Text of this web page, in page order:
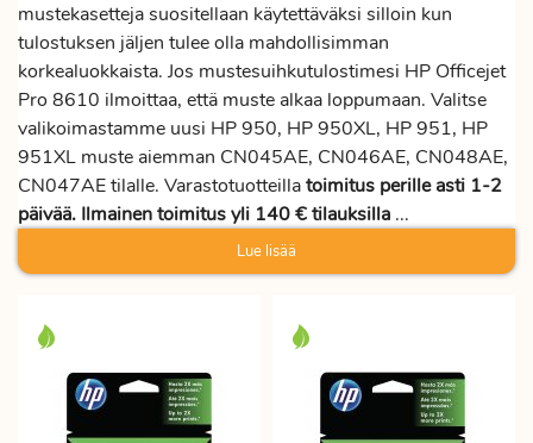
mustekasetteja suositellaan käytettäväksi silloin kun
tulostuksen jäljen tulee olla mahdollisimman
korkealuokkaista. Jos mustesuihkutulostimesi HP Officejet
Pro 8610 ilmoittaa, että muste alkaa loppumaan. Valitse
valikoimastamme uusi HP 950, HP 950XL, HP 951, HP
951XL muste aiemman CN045AE, CN046AE, CN048AE,
CN047AE tilalle. Varastotuotteillatoimitus perille asti 1-2
päivää. Ilmainen toimitus yli 140 € tilauksilla ...
Lue lisää